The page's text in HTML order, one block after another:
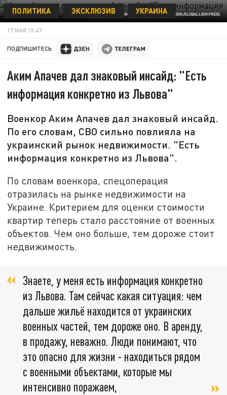
ANTON KAVASHKIN/RUSSIAN LOOK/GLOBALLOOKPRESS
ПОЛИТИКА ЭКСКЛЮЗИВ УКРАИНА
17 МАЯ 15:47
ПОДПИШИТЕСЬ:
Аким Апачев дал знаковый инсайд: "Есть
информация конкретно из Львова"
Военкор Аким Апачев дал знаковый инсайд.
По его словам, СВО сильно повлияла на
украинский рынок недвижимости. "Есть
информация конкретно из Львова".
По словам военкора, спецоперация
отразилась на рынке недвижимости на
Украине. Критерием для оценки стоимости
квартир теперь стало расстояние от военных
объектов. Чем оно больше, тем дороже стоит
недвижимость.
Знаете, у меня есть информация конкретно
из Львова. Там сейчас какая ситуация: чем
дальше жильё находится от украинских
военных частей, тем дороже оно. В аренду,
в продажу, неважно. Люди понимают, что
это опасно для жизни - находиться рядом
с военными объектами, которые мы
интенсивно поражаем,